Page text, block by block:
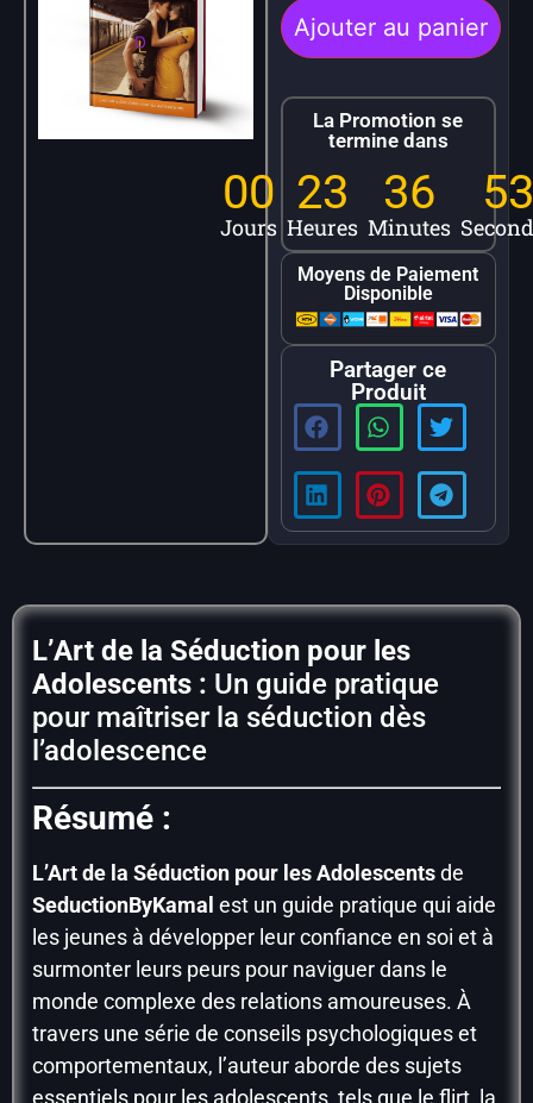
Ajouter au panier
La Promotion se
termine dans
00
Jours
23
Heures
36
Minutes
Moyens de Paiement
Disponible
Partager ce
Produit
L’Art de la Séduction pour les
Adolescents : Un guide pratique
pour maîtriser la séduction dès
l’adolescence
Résumé :
L’Art de la Séduction pour les Adolescentsde
SeductionByKamal est un guide pratique qui aide
les jeunes à développer leur confiance en soi et à
surmonter leurs peurs pour naviguer dans le
monde complexe des relations amoureuses. À
travers une série de conseils psychologiques et
comportementaux, l’auteur aborde des sujets
essentiels pour les adolescents, tels que le flirt, la